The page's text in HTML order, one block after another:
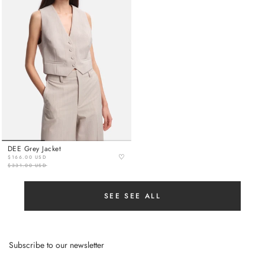
DEE Grey Jacket
$166.00 USD
$331.00 USD
♡
SEE SEE ALL
Subscribe to our newsletter